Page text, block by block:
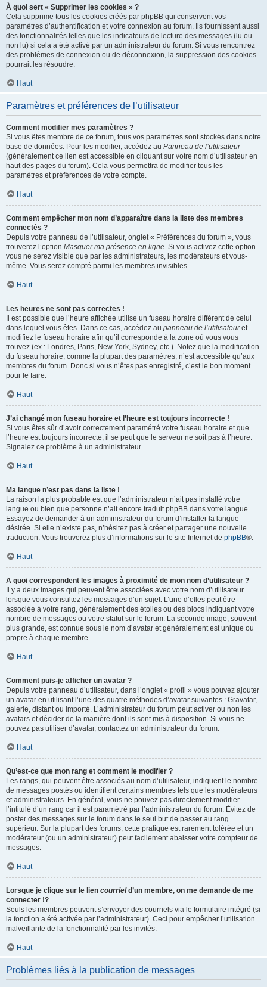
À quoi sert « Supprimer les cookies » ?
Cela supprime tous les cookies créés par phpBB qui conservent vos
paramètres d’authentification et votre connexion au forum. Ils fournissent aussi
des fonctionnalités telles que les indicateurs de lecture des messages (lu ou
non lu) si cela a été activé par un administrateur du forum. Si vous rencontrez
des problèmes de connexion ou de déconnexion, la suppression des cookies
pourrait les résoudre.
Haut
Paramètres et préférences de l’utilisateur
Comment modifier mes paramètres ?
Si vous êtes membre de ce forum, tous vos paramètres sont stockés dans notre
base de données. Pour les modifier, accédez au Panneau de l’utilisateur
(généralement ce lien est accessible en cliquant sur votre nom d’utilisateur en
haut des pages du forum). Cela vous permettra de modifier tous les
paramètres et préférences de votre compte.
Haut
Comment empêcher mon nom d’apparaître dans la liste des membres
connectés ?
Depuis votre panneau de l’utilisateur, onglet « Préférences du forum », vous
trouverez l’option Masquer ma présence en ligne. Si vous activez cette option
vous ne serez visible que par les administrateurs, les modérateurs et vous-
même. Vous serez compté parmi les membres invisibles.
Haut
Les heures ne sont pas correctes !
Il est possible que l’heure affichée utilise un fuseau horaire différent de celui
dans lequel vous êtes. Dans ce cas, accédez au panneau de l’utilisateuret
modifiez le fuseau horaire afin qu’il corresponde à la zone où vous vous
trouvez (ex : Londres, Paris, New York, Sydney, etc.). Notez que la modification
du fuseau horaire, comme la plupart des paramètres, n’est accessible qu’aux
membres du forum. Donc si vous n’êtes pas enregistré, c’est le bon moment
pour le faire.
Haut
J’ai changé mon fuseau horaire et l’heure est toujours incorrecte !
Si vous êtes sûr d’avoir correctement paramétré votre fuseau horaire et que
l’heure est toujours incorrecte, il se peut que le serveur ne soit pas à l’heure.
Signalez ce problème à un administrateur.
Haut
Ma langue n’est pas dans la liste !
La raison la plus probable est que l’administrateur n’ait pas installé votre
langue ou bien que personne n’ait encore traduit phpBB dans votre langue.
Essayez de demander à un administrateur du forum d’installer la langue
désirée. Si elle n’existe pas, n’hésitez pas à créer et partager une nouvelle
traduction. Vous trouverez plus d’informations sur le site Internet de phpBB®.
Haut
A quoi correspondent les images à proximité de mon nom d’utilisateur ?
Il y a deux images qui peuvent être associées avec votre nom d’utilisateur
lorsque vous consultez les messages d’un sujet. L’une d’elles peut être
associée à votre rang, généralement des étoiles ou des blocs indiquant votre
nombre de messages ou votre statut sur le forum. La seconde image, souvent
plus grande, est connue sous le nom d’avatar et généralement est unique ou
propre à chaque membre.
Haut
Comment puis-je afficher un avatar ?
Depuis votre panneau d’utilisateur, dans l’onglet « profil » vous pouvez ajouter
un avatar en utilisant l’une des quatre méthodes d’avatar suivantes : Gravatar,
galerie, distant ou importé. L’administrateur du forum peut activer ou non les
avatars et décider de la manière dont ils sont mis à disposition. Si vous ne
pouvez pas utiliser d’avatar, contactez un administrateur du forum.
Haut
Qu’est-ce que mon rang et comment le modifier ?
Les rangs, qui peuvent être associés au nom d’utilisateur, indiquent le nombre
de messages postés ou identifient certains membres tels que les modérateurs
et administrateurs. En général, vous ne pouvez pas directement modifier
l’intitulé d’un rang car il est paramétré par l’administrateur du forum. Évitez de
poster des messages sur le forum dans le seul but de passer au rang
supérieur. Sur la plupart des forums, cette pratique est rarement tolérée et un
modérateur (ou un administrateur) peut facilement abaisser votre compteur de
messages.
Haut
Lorsque je clique sur le lien courrield’un membre, on me demande de me
connecter !?
Seuls les membres peuvent s’envoyer des courriels via le formulaire intégré (si
la fonction a été activée par l’administrateur). Ceci pour empêcher l’utilisation
malveillante de la fonctionnalité par les invités.
Haut
Problèmes liés à la publication de messages